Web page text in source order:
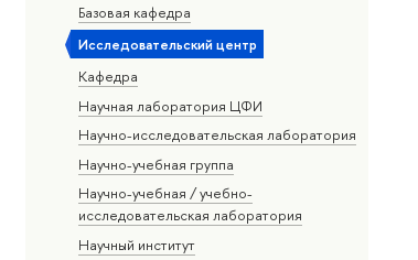
Базовая кафедра
Исследовательский центр
Кафедра
Научная лаборатория ЦФИ
Научно-исследовательская лаборатория
Научно-учебная группа
Научно-учебная / учебно-
исследовательская лаборатория
Научный институт